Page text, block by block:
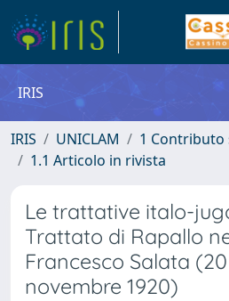
IRIS
IRIS UNICLAM
1 Contributo
1.1 Articolo in rivista
Le trattative italo-
Trattato di Rapallo
Francesco Salata
novembre 1920)